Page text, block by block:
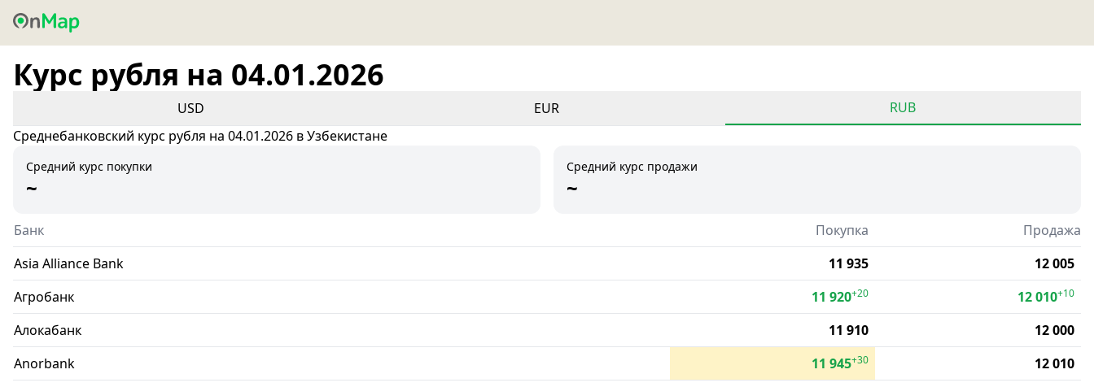
Курс рубля на 04.01.2026
USD EUR
RUB
Среднебанковский курс рубля на 04.01.2026 в Узбекистане
Средний курс покупки
~
Средний курс продажи
~
Банк Покупка
Продажа
Asia Alliance Bank
11 935
12 005
Агробанк
11 920+20 12 010+10
Алокабанк 11 910
12 000
Anorbank
11 945+30
12 010